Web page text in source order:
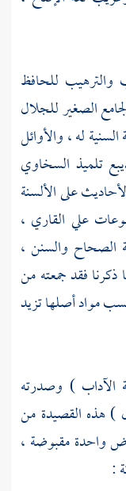
والترهيب للحافظ
الصغيرللجلال
له ، والأوائل
تلميذ السخاوي
على الألسنة
علي القاري ،
الصحاح والسنن ،
ذكرنا فقد جمعته من
مواد أصلها تزيد
الآداب ) وصدرته
) هذه القصيدة من
واحدة مقبوضة ،
: